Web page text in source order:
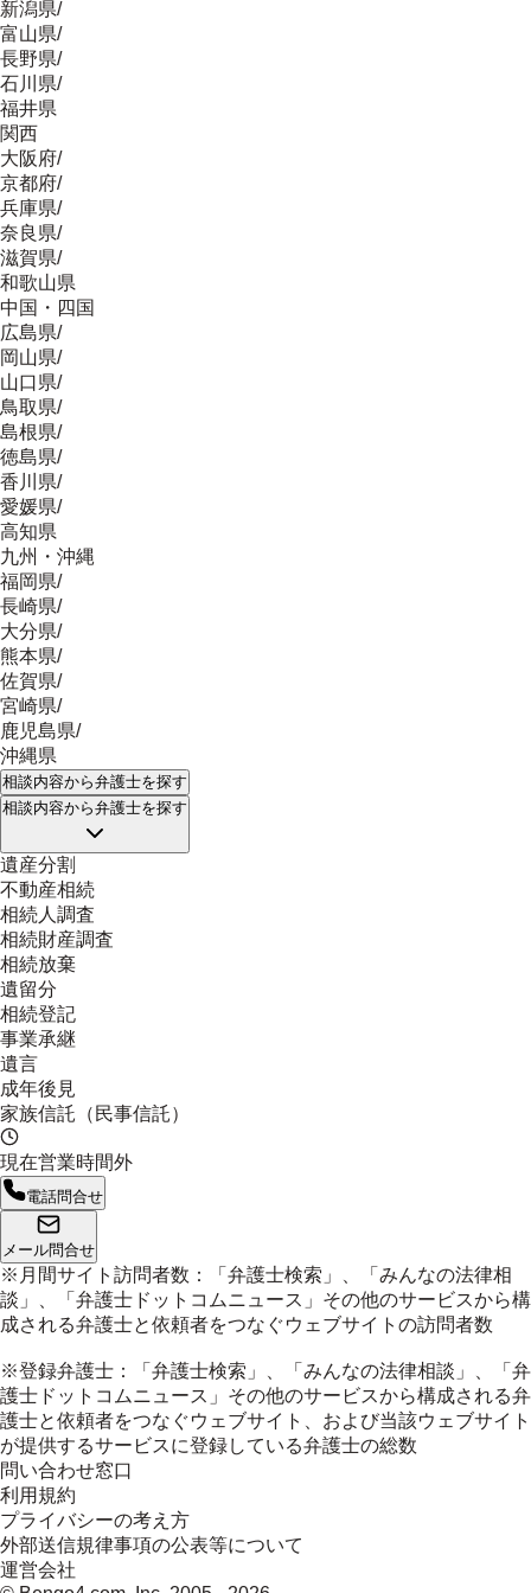
新潟県/
富山県/
長野県/
石川県/
福井県
関西
大阪府/
京都府/
兵庫県/
奈良県/
滋賀県/
和歌山県
中国・四国
広島県/
岡山県/
山口県/
鳥取県/
島根県/
徳島県/
香川県/
愛媛県/
高知県
九州・沖縄
福岡県/
長崎県/
大分県/
熊本県/
佐賀県/
宮崎県/
鹿児島県/
沖縄県
相談内容から弁護士を探す
相談内容から弁護士を探す
遺産分割
不動産相続
相続人調査
相続財産調査
相続放棄
遺留分
相続登記
事業承継
遺言
成年後見
家族信託（民事信託）
現在営業時間外
電話問合せ
メール問合せ
※月間サイト訪問者数：「弁護士検索」、「みんなの法律相
談」、「弁護士ドットコムニュース」その他のサービスから構
成される弁護士と依頼者をつなぐウェブサイトの訪問者数
※登録弁護士：「弁護士検索」、「みんなの法律相談」、「弁
護士ドットコムニュース」その他のサービスから構成される弁
護士と依頼者をつなぐウェブサイト、および当該ウェブサイト
が提供するサービスに登録している弁護士の総数
問い合わせ窓口
利用規約
プライバシーの考え方
外部送信規律事項の公表等について
運営会社